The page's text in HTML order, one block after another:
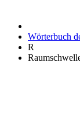
Wörterbuch
R